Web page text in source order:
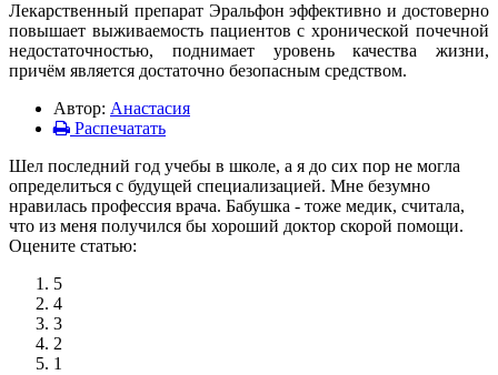
Лекарственный препарат Эральфон эффективно и достоверно
повышает выживаемость пациентов с хронической почечной
недостаточностью, поднимает уровень качества жизни,
причём является достаточно безопасным средством.
Автор: Анастасия
Распечатать
Шел последний год учебы в школе, а я до сих пор не могла
определиться с будущей специализацией. Мне безумно
нравилась профессия врача. Бабушка - тоже медик, считала,
что из меня получился бы хороший доктор скорой помощи.
Оцените статью:
5
4
3
2
1